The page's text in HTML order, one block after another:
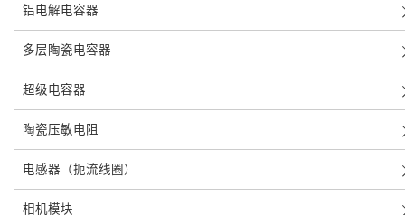
铝电解电容器
多层陶瓷电容器
超级电容器
陶瓷压敏电阻
电感器（扼流线圈）
相机模块